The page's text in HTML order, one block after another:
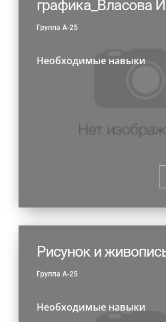
графика_Власова
Группа А-25
Необходимые навыки
Рисунок и
Группа А-25
Необходимые навыки